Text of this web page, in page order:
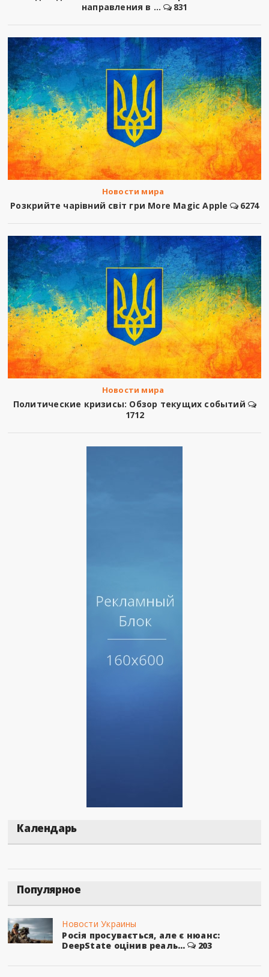
направления в ...
831
Новости мира
Розкрийте чарівний світ гри More Magic Apple 6274
Новости мира
Политические кризисы: Обзор текущих событий
1712
Календарь
Популярное
Новости Украины
Росія просувається, але є нюанс:
DeepState оцінив реаль...
203